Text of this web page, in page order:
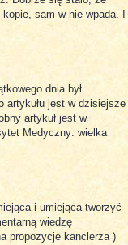
sam w nie wpada. I
dnia był
artykułu jest w dzisiejsze
artykuł jest w
Medyczny: wielka
i umiejąca tworzyć
wiedzę
propozycje kanclerza )